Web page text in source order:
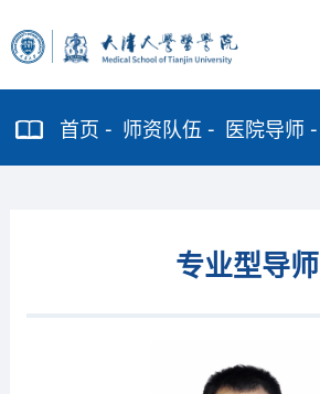
首页 师资队伍 医院导师
专业型导师